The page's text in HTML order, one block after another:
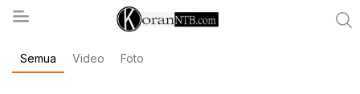
koranntb.com
Semua Video Foto